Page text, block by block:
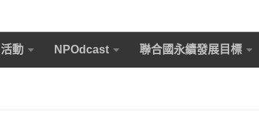
活動 NPOdcast 聯合國永續發展目標